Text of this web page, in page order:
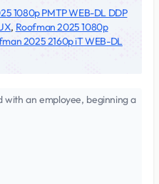
1080p PMTP WEB-DL DDP
, Roofman 2025 1080p
2025 2160p iT WEB-DL
an employee, beginning a